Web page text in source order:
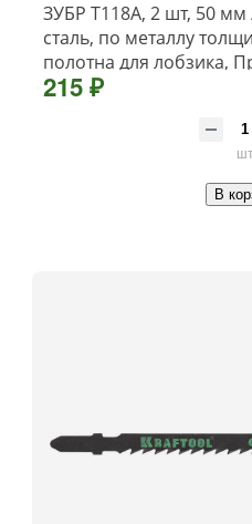
ЗУБР T118A, 2 шт, 50
сталь, по металлу
полотна для лобзика,
1.2)
215 ₽
шт
В